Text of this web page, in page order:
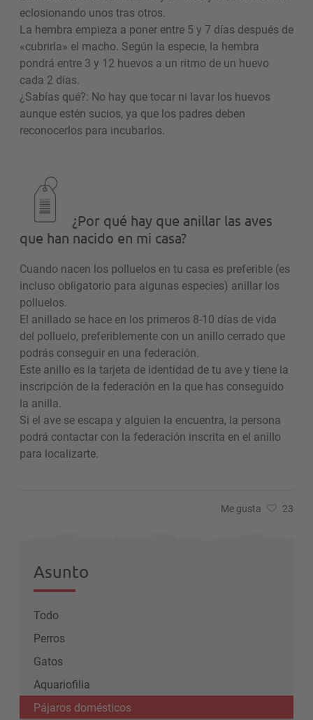
eclosionando unos tras otros.
La hembra empieza a poner entre 5 y 7 días después de
«cubrirla» el macho. Según la especie, la hembra
pondrá entre 3 y 12 huevos a un ritmo de un huevo
cada 2 días.
¿Sabías qué?: No hay que tocar ni lavar los huevos
aunque estén sucios, ya que los padres deben
reconocerlos para incubarlos.
¿Por qué hay que anillar las aves
que han nacido en mi casa?
Cuando nacen los polluelos en tu casa es preferible (es
incluso obligatorio para algunas especies) anillar los
polluelos.
El anillado se hace en los primeros 8-10 días de vida
del polluelo, preferiblemente con un anillo cerrado que
podrás conseguir en una federación.
Este anillo es la tarjeta de identidad de tu ave y tiene la
inscripción de la federación en la que has conseguido
la anilla.
Si el ave se escapa y alguien la encuentra, la persona
podrá contactar con la federación inscrita en el anillo
para localizarte.
Me gusta 23
Asunto
Todo
Perros
Gatos
Aquariofilia
Pájaros domésticos